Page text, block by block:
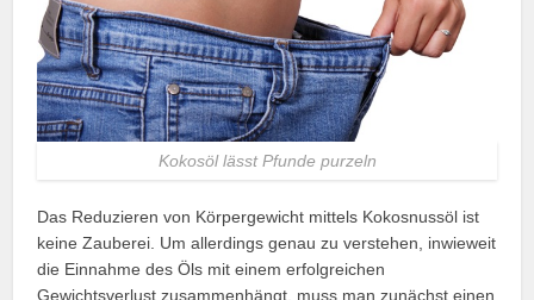
Kokosöl lässt Pfunde purzeln
Das Reduzieren von Körpergewicht mittels Kokosnussöl ist
keine Zauberei. Um allerdings genau zu verstehen, inwieweit
die Einnahme des Öls mit einem erfolgreichen
Gewichtsverlust zusammenhängt, muss man zunächst einen